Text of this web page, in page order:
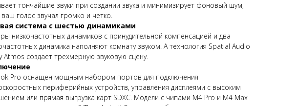
тончайшие звуки при создании звука и минимизирует фоновый шум,
голос звучал громко и четко.
система с шестью динамиками
низкочастотных динамиков с принудительной компенсацией и два
динамика наполняют комнату звуком. А технология Spatial Audio
Atmos создает трехмерную звуковую сцену.
Pro оснащен мощным набором портов для подключения
периферийных устройств, управления дисплеями с высоким
или прямая выгрузка карт SDXC. Модели с чипами M4 Pro и M4 Max